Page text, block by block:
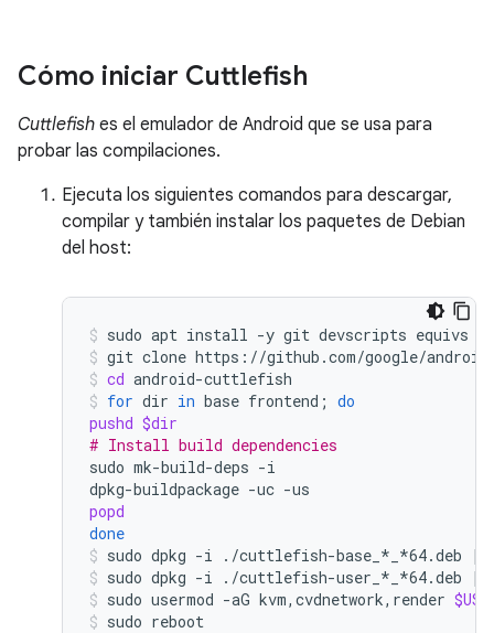
Cómo iniciar Cuttlefish
Cuttlefish es el emulador de Android que se usa para
probar las compilaciones.
Ejecuta los siguientes comandos para descargar,
compilar y también instalar los paquetes de Debian
del host:
sudo apt install -y git devscripts equivs
git clone https://github.com/google/
cd android-cuttlefish
for dir in base frontend ; do
pushd $dir
# Install build dependencies
sudo mk-build-deps -i
dpkg-buildpackage -uc
popd
done
sudo dpkg -i ./cuttlefish-base_*_*64.deb
||
sudo dpkg -i ./cuttlefish-user_*_*64.deb
||
sudo usermod -aG kvm,cvdnetwork,render
sudo reboot